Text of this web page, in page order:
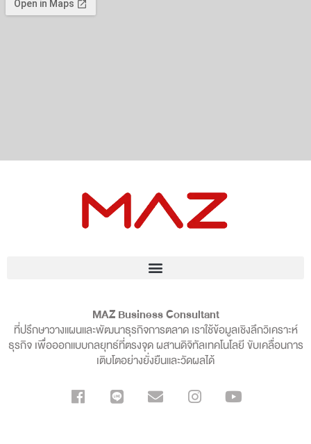
MAZ Business Consultant
ที่ปรึกษาวางแผนและพัฒนาธุรกิจการตลาด เราใช้ข้อมูลเชิงลึกวิเคราะห์
ธุรกิจ เพื่อออกแบบกลยุทธ์ที่ตรงจุด ผสานดิจิทัลเทคโนโลยี ขับเคลื่อนการ
เติบโตอย่างยั่งยืนและวัดผลได้